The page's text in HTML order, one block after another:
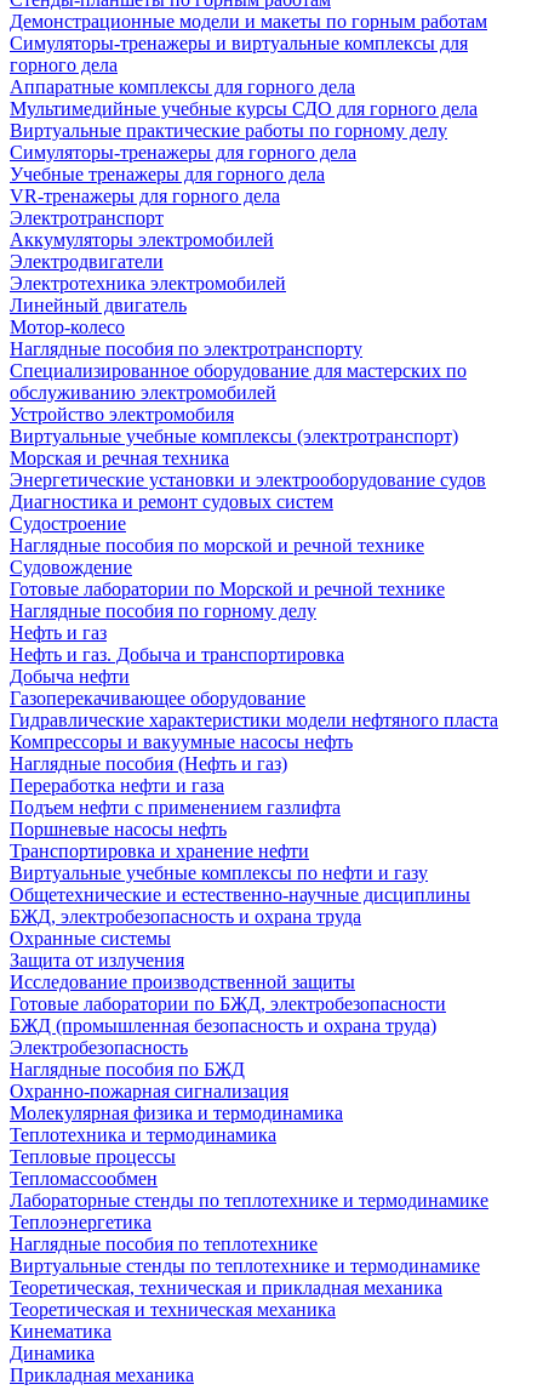
Демонстрационные модели и макеты по горным работам
Симуляторы-тренажеры и виртуальные комплексы для
горного дела
Аппаратные комплексы для горного дела
Мультимедийные учебные курсы СДО для горного дела
Виртуальные практические работы по горному делу
Симуляторы-тренажеры для горного дела
Учебные тренажеры для горного дела
VR-тренажеры для горного дела
Электротранспорт
Аккумуляторы электромобилей
Электродвигатели
Электротехника электромобилей
Линейный двигатель
Мотор-колесо
Наглядные пособия по электротранспорту
Специализированное оборудование для мастерских по
обслуживанию электромобилей
Устройство электромобиля
Виртуальные учебные комплексы (электротранспорт)
Морская и речная техника
Энергетические установки и электрооборудование судов
Диагностика и ремонт судовых систем
Судостроение
Наглядные пособия по морской и речной технике
Судовождение
Готовые лаборатории по Морской и речной технике
Наглядные пособия по горному делу
Нефть и газ
Нефть и газ. Добыча и транспортировка
Добыча нефти
Газоперекачивающее оборудование
Гидравлические характеристики модели нефтяного пласта
Компрессоры и вакуумные насосы нефть
Наглядные пособия (Нефть и газ)
Переработка нефти и газа
Подъем нефти с применением газлифта
Поршневые насосы нефть
Транспортировка и хранение нефти
Виртуальные учебные комплексы по нефти и газу
Общетехнические и естественно-научные дисциплины
БЖД, электробезопасность и охрана труда
Охранные системы
Защита от излучения
Исследование производственной защиты
Готовые лаборатории по БЖД, электробезопасности
БЖД (промышленная безопасность и охрана труда)
Электробезопасность
Наглядные пособия по БЖД
Охранно-пожарная сигнализация
Молекулярная физика и термодинамика
Теплотехника и термодинамика
Тепловые процессы
Тепломассообмен
Лабораторные стенды по теплотехнике и термодинамике
Теплоэнергетика
Наглядные пособия по теплотехнике
Виртуальные стенды по теплотехнике и термодинамике
Теоретическая, техническая и прикладная механика
Теоретическая и техническая механика
Кинематика
Динамика
Прикладная механика